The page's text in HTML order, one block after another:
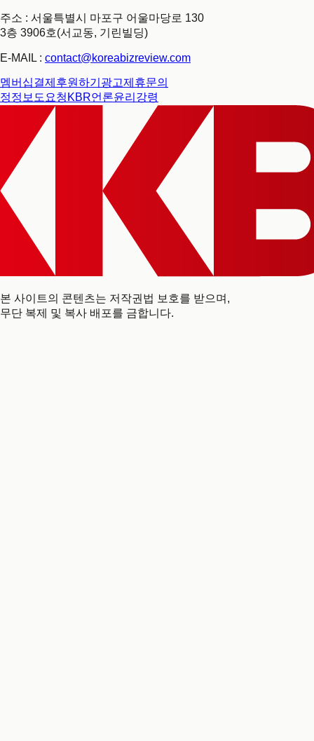
주소 : 서울특별시 마포구 어울마당로 130
3층 3906호(서교동, 기린빌딩)
E-MAIL : contact@koreabizreview.com
멤버십결제 후원하기 광고제휴문의
정정보도요청 KBR언론윤리강령
본 사이트의 콘텐츠는 저작권법 보호를 받으며,
무단 복제 및 복사 배포를 금합니다.